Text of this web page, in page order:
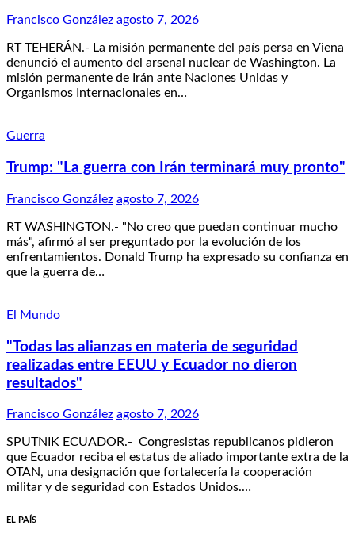
Francisco González agosto 7, 2026
RT TEHERÁN.- La misión permanente del país persa en Viena
denunció el aumento del arsenal nuclear de Washington. La
misión permanente de Irán ante Naciones Unidas y
Organismos Internacionales en…
Guerra
Trump: "La guerra con Irán terminará muy pronto"
Francisco González agosto 7, 2026
RT WASHINGTON.- "No creo que puedan continuar mucho
más", afirmó al ser preguntado por la evolución de los
enfrentamientos. Donald Trump ha expresado su confianza en
que la guerra de…
El Mundo
"Todas las alianzas en materia de seguridad
realizadas entre EEUU y Ecuador no dieron
resultados"
Francisco González agosto 7, 2026
SPUTNIK ECUADOR.- Congresistas republicanos pidieron
que Ecuador reciba el estatus de aliado importante extra de la
OTAN, una designación que fortalecería la cooperación
militar y de seguridad con Estados Unidos.…
EL PAÍS